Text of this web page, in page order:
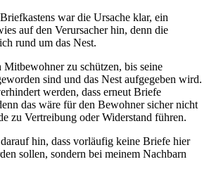
war die Ursache klar, ein
auf den Verursacher hin, denn die
rund um das Nest.
Mitbewohner zu schützen, bis seine
sind und das Nest aufgegeben wird.
werden, dass erneut Briefe
das wäre für den Bewohner sicher nicht
zu Vertreibung oder Widerstand führen.
hin, dass vorläufig keine Briefe hier
sollen, sondern bei meinem Nachbarn